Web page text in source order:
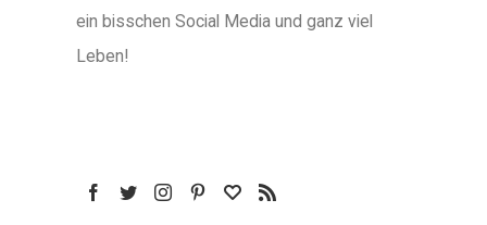
ein bisschen Social Media und ganz viel
Leben!